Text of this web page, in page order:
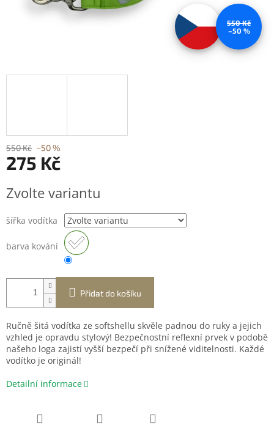
550 Kč
–50 %
550 Kč –50 %
275 Kč
cena:
Zvolte variantu
šířka vodítka
barva kování
Přidat do košíku
Ručně šitá vodítka ze softshellu skvěle padnou do ruky a jejich
vzhled je opravdu stylový! Bezpečnostní reflexní prvek v podobě
našeho loga zajistí vyšší bezpečí při snížené viditelnosti. Každé
vodítko je originál!
Detailní informace